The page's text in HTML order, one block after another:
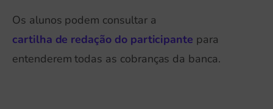
Os alunos podem consultar a
cartilha de redação do participante para
entenderem todas as cobranças da banca.